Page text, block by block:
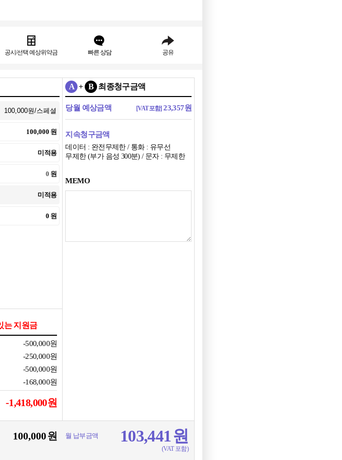
공시/선택 예상위약금 빠른 상담 공유
원
미적용
원
미적용
원
는 지원금
-500,000원
-250,000원
-500,000원
-168,000원
-1,418,000원
A + B 최종청구금액
당월 예상금액 [VAT포함]23,357원
지속청구금액
데이터 : 완전무제한 / 통화 : 유무선
무제한 (부가 음성 300분) / 문자 : 무제한
MEMO
원 월 납부금액 103,441원
(VAT 포함)